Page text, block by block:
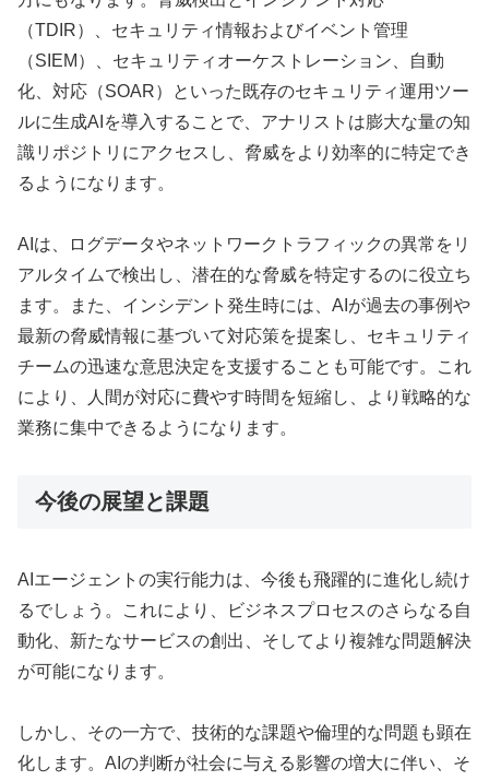
（TDIR）、セキュリティ情報およびイベント管理
（SIEM）、セキュリティオーケストレーション、自動
化、対応（SOAR）といった既存のセキュリティ運用ツー
ルに生成AIを導入することで、アナリストは膨大な量の知
識リポジトリにアクセスし、脅威をより効率的に特定でき
るようになります。
AIは、ログデータやネットワークトラフィックの異常をリ
アルタイムで検出し、潜在的な脅威を特定するのに役立ち
ます。また、インシデント発生時には、AIが過去の事例や
最新の脅威情報に基づいて対応策を提案し、セキュリティ
チームの迅速な意思決定を支援することも可能です。これ
により、人間が対応に費やす時間を短縮し、より戦略的な
業務に集中できるようになります。
今後の展望と課題
AIエージェントの実行能力は、今後も飛躍的に進化し続け
るでしょう。これにより、ビジネスプロセスのさらなる自
動化、新たなサービスの創出、そしてより複雑な問題解決
が可能になります。
しかし、その一方で、技術的な課題や倫理的な問題も顕在
化します。AIの判断が社会に与える影響の増大に伴い、そ